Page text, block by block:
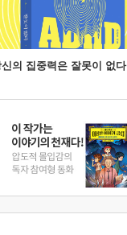
신의 집중력은 잘못이 없다